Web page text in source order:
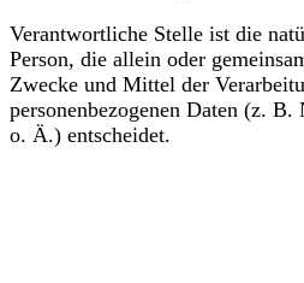
Verantwortliche Stelle ist die
Person, die allein oder
Zwecke und Mittel der
personenbezogenen Daten (z.
o. Ä.) entscheidet.